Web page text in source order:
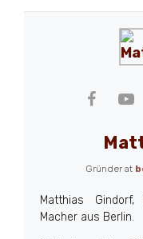
Gründer at
Matthias
Macher aus Berlin.